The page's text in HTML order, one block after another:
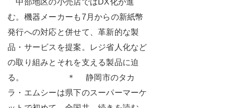
む。機器メーカーも7月からの新紙幣
発行への対応と併せて、革新的な製
品・サービスを提案。レジ省人化など
の取り組みとそれを支える製品に迫
る。 ＊ 静岡市のタカ
ラ・エムシーは県下のスーパーマーケ